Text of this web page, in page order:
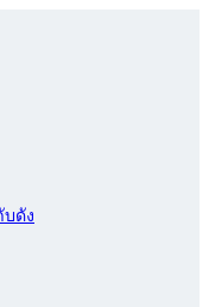
ดัง